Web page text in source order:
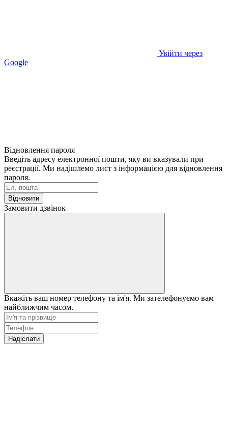
Увійти через
Google
Відновлення пароля
Введіть адресу електронної пошти, яку ви вказували при
реєстрації. Ми надішлемо лист з інформацією для відновлення
пароля.
Відновити
Замовити дзвінок
Вкажіть ваш номер телефону та ім'я. Ми зателефонуємо вам
найближчим часом.
Надіслати